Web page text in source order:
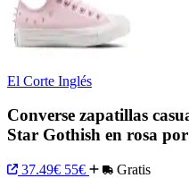
El Corte Inglés
Converse zapatillas
Star Gothish en rosa
37.49€ 55€ Gratis